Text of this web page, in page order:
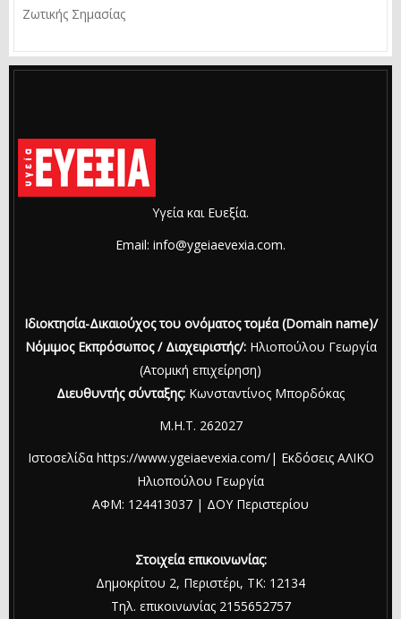
Ζωτικής Σημασίας
Υγεία και Ευεξία.
Email: info@ygeiaevexia.com.
Ιδιοκτησία-Δικαιούχος του ονόματος τομέα (Domain name)/
Νόμιμος Εκπρόσωπος / Διαχειριστής/:Ηλιοπούλου Γεωργία
(Ατομική επιχείρηση)
Διευθυντής σύνταξης: Κωνσταντίνος Μπορδόκας
Μ.Η.Τ. 262027
Ιστοσελίδα https://www.ygeiaevexia.com/| Εκδόσεις ΑΛΙΚΟ
Ηλιοπούλου Γεωργία
ΑΦΜ: 124413037 | ΔΟΥ Περιστερίου
Στοιχεία επικοινωνίας:
Δημοκρίτου 2, Περιστέρι, ΤΚ: 12134
Τηλ. επικοινωνίας 2155652757